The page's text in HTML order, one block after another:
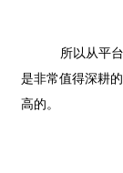
所以从平
是非常值得深耕
高的。